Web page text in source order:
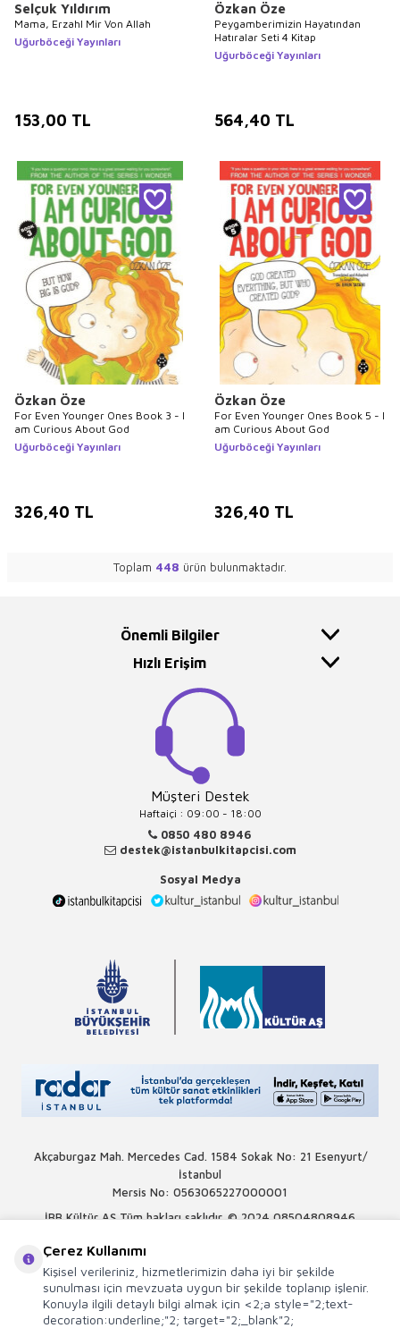
Selçuk Yıldırım
Mama, Erzahl Mir Von Allah
Uğurböceği Yayınları
153,00 TL
Özkan Öze
Peygamberimizin Hayatından
Hatıralar Seti 4 Kitap
Uğurböceği Yayınları
564,40 TL
Özkan Öze
For Even Younger Ones Book 3 - I
am Curious About God
Uğurböceği Yayınları
326,40 TL
Özkan Öze
For Even Younger Ones Book 5 - I
am Curious About God
Uğurböceği Yayınları
326,40 TL
Toplam 448 ürün bulunmaktadır.
Önemli Bilgiler
Hızlı Erişim
Müşteri Destek
Haftaiçi : 09:00 - 18:00
0850 480 8946
destek@istanbulkitapcisi.com
Sosyal Medya
Akçaburgaz Mah. Mercedes Cad. 1584 Sokak No: 21 Esenyurt/
İstanbul
Mersis No: 0563065227000001
İBB Kültür AŞ Tüm hakları saklıdır. © 2024 08504808946
Çerez Kullanımı
Kişisel verileriniz, hizmetlerimizin daha iyi bir şekilde
sunulması için mevzuata uygun bir şekilde toplanıp işlenir.
Konuyla ilgili detaylı bilgi almak için <2;a style="2;text-
decoration:underline;"2; target="2;_blank"2;